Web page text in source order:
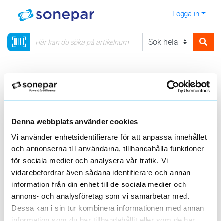
Denna webbplats använder cookies
Vi använder enhetsidentifierare för att anpassa innehållet
och annonserna till användarna, tillhandahålla funktioner
för sociala medier och analysera vår trafik. Vi
vidarebefordrar även sådana identifierare och annan
information från din enhet till de sociala medier och
annons- och analysföretag som vi samarbetar med.
Dessa kan i sin tur kombinera informationen med annan
Logga in
Programmeringsverktyg
Sida < 1 > Per sida 20 50 100 200
Produktlinjer